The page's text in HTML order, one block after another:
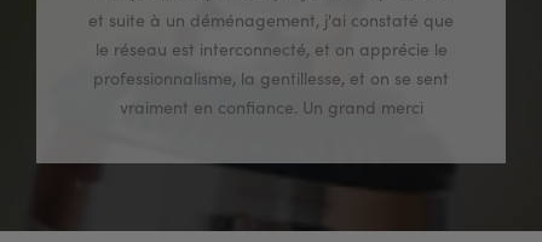
et suite à un déménagement, j'ai constaté que
le réseau est interconnecté, et on apprécie le
professionnalisme, la gentillesse, et on se sent
vraiment en confiance. Un grand merci